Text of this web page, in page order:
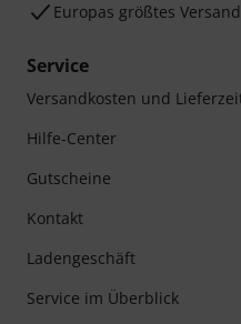
Europas größtes
Service
Versandkosten und
Hilfe-Center
Gutscheine
Kontakt
Ladengeschäft
Service im Überblick